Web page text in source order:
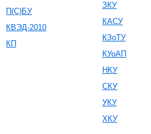
П(С)БУ
КВЭД-2010
КП
ЗКУ
КАСУ
КЗоТУ
КУоАП
НКУ
СКУ
УКУ
ХКУ